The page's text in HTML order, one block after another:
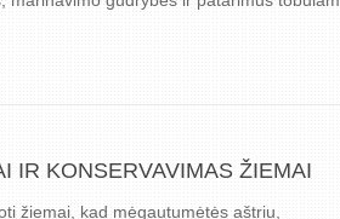
IR KONSERVAVIMAS ŽIEMAI
žiemai, kad mėgautumėtės aštriu,